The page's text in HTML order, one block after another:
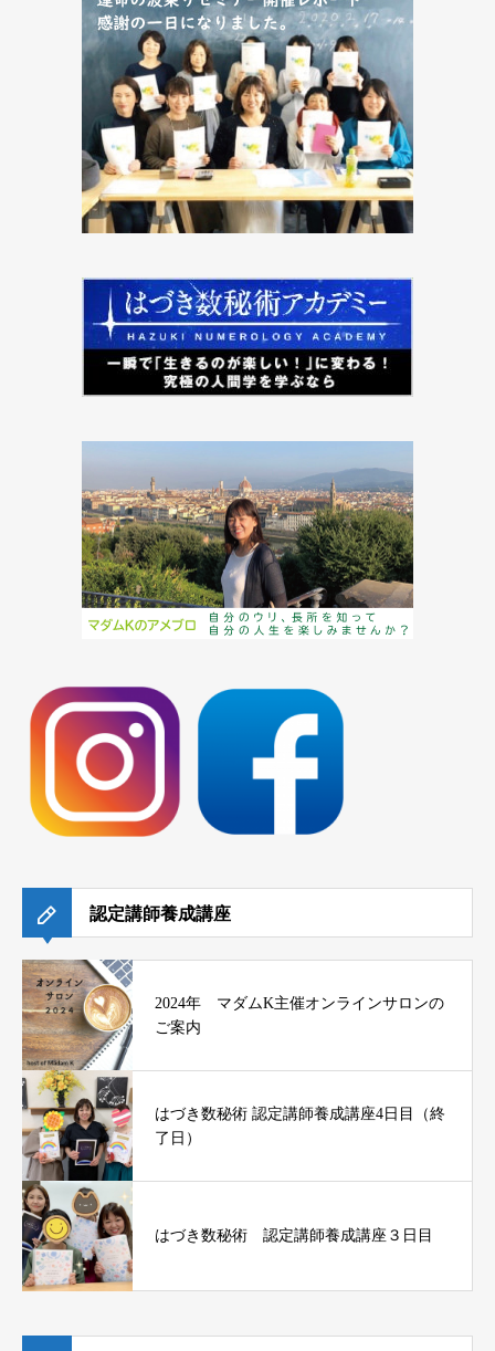
認定講師養成講座
2024年 マダムK主催オンラインサロンの
ご案内
はづき数秘術 認定講師養成講座4日目（終
了日）
はづき数秘術 認定講師養成講座３日目